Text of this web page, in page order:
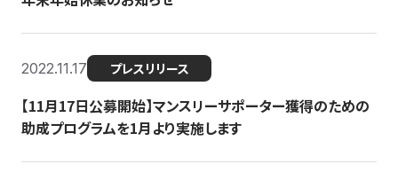
2022.11.17 プレスリリース
【11月17日公募開始】マンスリーサポーター獲得のための
助成プログラムを1月より実施します